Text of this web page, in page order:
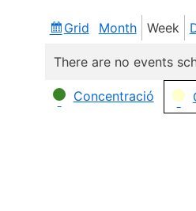
View
Grid Month Week
There are no events
Categories
Concentració